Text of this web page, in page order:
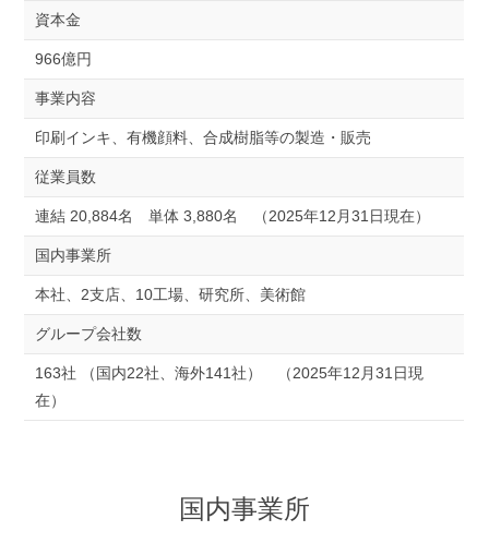
資本金
966億円
事業内容
印刷インキ、有機顔料、合成樹脂等の製造・販売
従業員数
連結 20,884名 単体 3,880名 （2025年12月31日現在）
国内事業所
本社、2支店、10工場、研究所、美術館
グループ会社数
163社 （国内22社、海外141社） （2025年12月31日現
在）
国内事業所